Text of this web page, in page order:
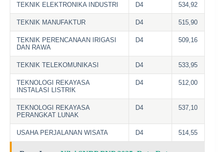
TEKNIK ELEKTRONIKA INDUSTRI D4 534,92
TEKNIK MANUFAKTUR D4 515,90
TEKNIK PERENCANAAN IRIGASI
DAN RAWA
D4 509,16
TEKNIK TELEKOMUNIKASI D4 533,95
TEKNOLOGI REKAYASA
INSTALASI LISTRIK
D4 512,00
TEKNOLOGI REKAYASA
PERANGKAT LUNAK
D4 537,10
USAHA PERJALANAN WISATA D4 514,55